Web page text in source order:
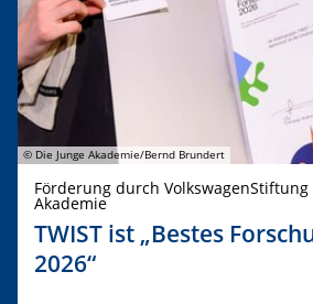
© Die Junge Akademie/Bernd Brundert
Förderung durch VolkswagenStiftung
Akademie
TWIST ist „Bestes
2026“